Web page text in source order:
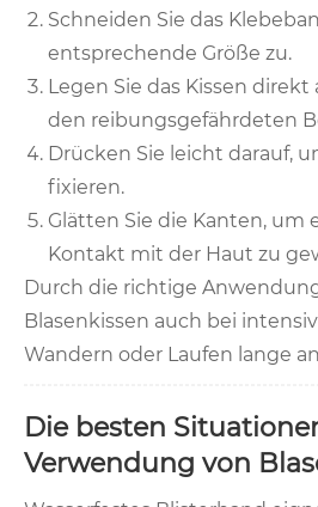
Schneiden Sie das
entsprechende Größe zu.
Legen Sie das Kissen direkt
den reibungsgefährdeten
Drücken Sie leicht darauf,
fixieren.
Glätten Sie die Kanten, um
Kontakt mit der Haut zu
Durch die richtige
Blasenkissen auch bei
Wandern oder Laufen lange
Die besten
Verwendung von